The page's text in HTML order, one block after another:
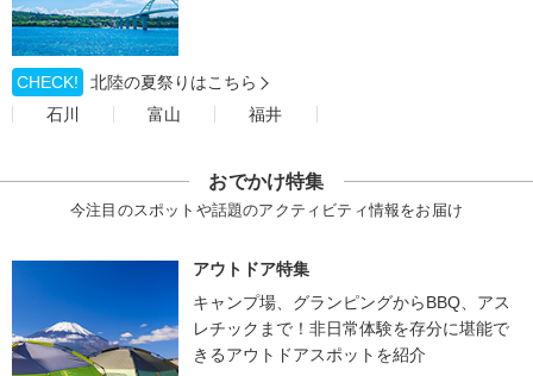
CHECK!
北陸の夏祭りはこちら
石川
富山 福井
おでかけ特集
今注目のスポットや話題のアクティビティ情報をお届け
アウトドア特集
キャンプ場、グランピングからBBQ、アス
レチックまで！非日常体験を存分に堪能で
きるアウトドアスポットを紹介